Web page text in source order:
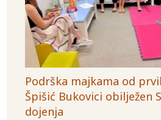
Podrška majkama od
Špišić Bukovici obilježen
dojenja